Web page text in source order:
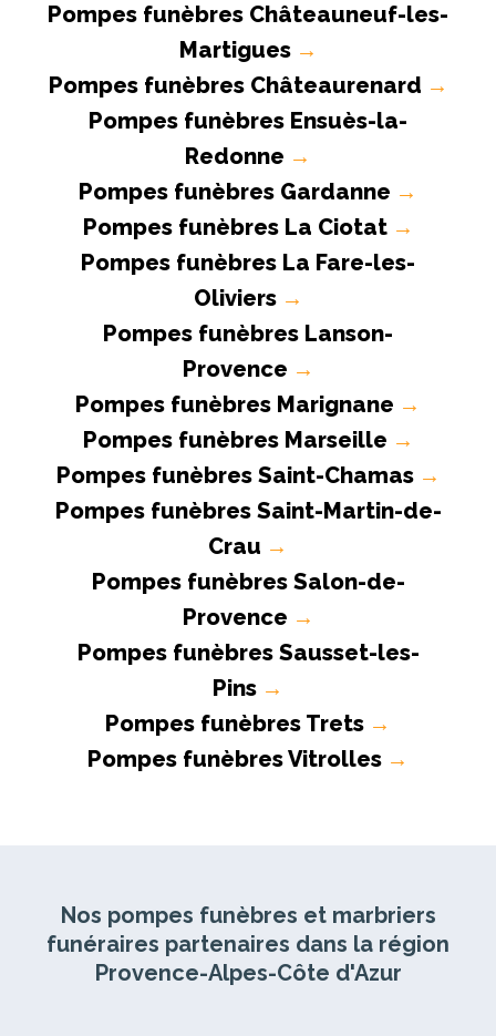
Pompes funèbres Châteauneuf-les-
Martigues →
Pompes funèbres Châteaurenard →
Pompes funèbres Ensuès-la-
Redonne →
Pompes funèbres Gardanne →
Pompes funèbres La Ciotat →
Pompes funèbres La Fare-les-
Oliviers →
Pompes funèbres Lanson-
Provence →
Pompes funèbres Marignane →
Pompes funèbres Marseille →
Pompes funèbres Saint-Chamas →
Pompes funèbres Saint-Martin-de-
Crau →
Pompes funèbres Salon-de-
Provence →
Pompes funèbres Sausset-les-
Pins →
Pompes funèbres Trets →
Pompes funèbres Vitrolles →
Nos pompes funèbres et marbriers
funéraires partenaires dans la région
Provence-Alpes-Côte d'Azur